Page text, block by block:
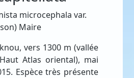
microcephala var.
Maire
vers 1300 m (vallée
Atlas oriental), mai
Espèce très présente